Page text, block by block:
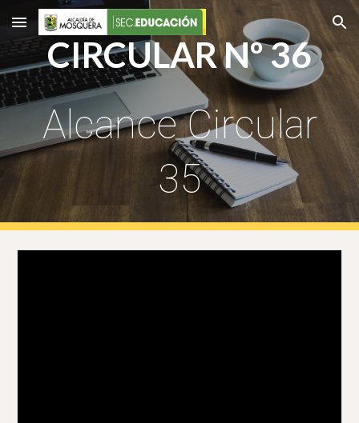
Skip to main content Skip to navigation
CIRCULAR Nº 36
Alcance Circular
35